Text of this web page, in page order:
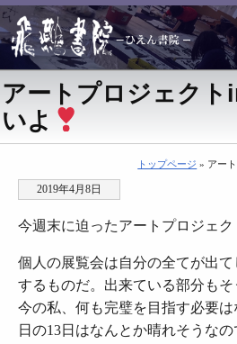
アートプロジェクト
いよ
トップページ » アー
2019年4月8日
今週末に迫ったアートプロジェク
個人の展覧会は自分の全てが出
するものだ。出来ている部分も
今の私、何も完璧を目指す必要
日の13日はなんとか晴れそうな